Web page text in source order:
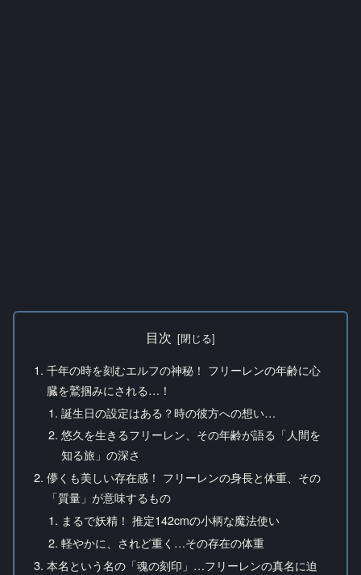
目次
千年の時を刻むエルフの神秘！ フリーレンの年齢に心
臓を鷲掴みにされる…！
誕生日の設定はある？時の彼方への想い…
悠久を生きるフリーレン、その年齢が語る「人間を
知る旅」の深さ
儚くも美しい存在感！ フリーレンの身長と体重、その
「質量」が意味するもの
まるで妖精！ 推定142cmの小柄な魔法使い
軽やかに、されど重く…その存在の体重
本名という名の「魂の刻印」…フリーレンの真名に迫